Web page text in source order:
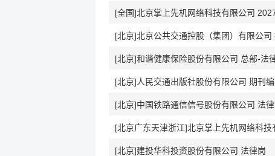
[全国]北京掌上先机网络科技有限公司
[北京]北京公共交通控股（集团）有限公
[北京]和谐健康保险股份有限公司 总部-法
[北京]人民交通出版社股份有限公司 期刊
[北京]中国铁路通信信号股份有限公司 法
[北京广东天津浙江]北京掌上先机网络科
[北京]建投华科投资股份有限公司 法律岗